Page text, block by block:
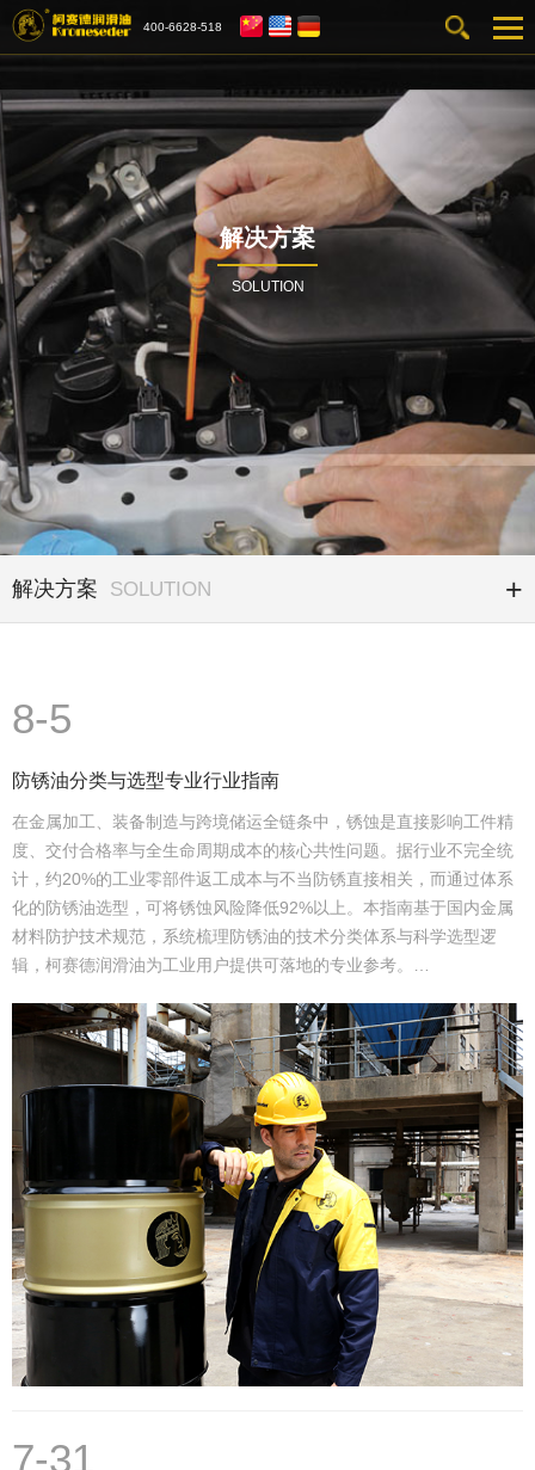
400-6628-518
解决方案
SOLUTION
解决方案 SOLUTION
8-5
防锈油分类与选型专业行业指南
在金属加工、装备制造与跨境储运全链条中，锈蚀是直接影响工件精
度、交付合格率与全生命周期成本的核心共性问题。据行业不完全统
计，约20%的工业零部件返工成本与不当防锈直接相关，而通过体系
化的防锈油选型，可将锈蚀风险降低92%以上。本指南基于国内金属
材料防护技术规范，系统梳理防锈油的技术分类体系与科学选型逻
辑，柯赛德润滑油为工业用户提供可落地的专业参考。…
7-31